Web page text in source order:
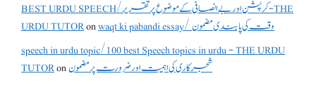
BEST URDU SPEECH/کرپشن اور بے انصافی کے موضوع پر تقریر - THE
URDU TUTORon
waqt ki pabandi essay/ وقت کی پابندی مضمون
speech in urdu topic/100 best Speech topics in urdu - THE URDU
TUTORonشجرکاری کی اہمیت اور ضرورت پر مضمون